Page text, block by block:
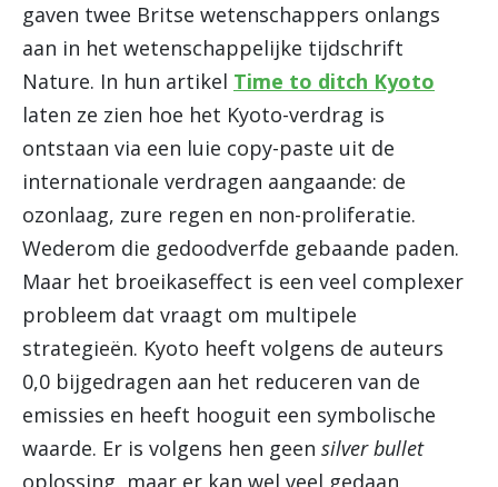
gaven twee Britse wetenschappers onlangs
aan in het wetenschappelijke tijdschrift
Nature. In hun artikel Time to ditch Kyoto
laten ze zien hoe het Kyoto-verdrag is
ontstaan via een luie copy-paste uit de
internationale verdragen aangaande: de
ozonlaag, zure regen en non-proliferatie.
Wederom die gedoodverfde gebaande paden.
Maar het broeikaseffect is een veel complexer
probleem dat vraagt om multipele
strategieën. Kyoto heeft volgens de auteurs
0,0 bijgedragen aan het reduceren van de
emissies en heeft hooguit een symbolische
waarde. Er is volgens hen geen silver bullet
oplossing, maar er kan wel veel gedaan